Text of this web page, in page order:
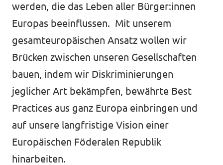
werden, die das Leben aller Bürger:innen
Europas beeinflussen. Mit unserem
gesamteuropäischen Ansatz wollen wir
Brücken zwischen unseren Gesellschaften
bauen, indem wir Diskriminierungen
jeglicher Art bekämpfen, bewährte Best
Practices aus ganz Europa einbringen und
auf unsere langfristige Vision einer
Europäischen Föderalen Republik
hinarbeiten.